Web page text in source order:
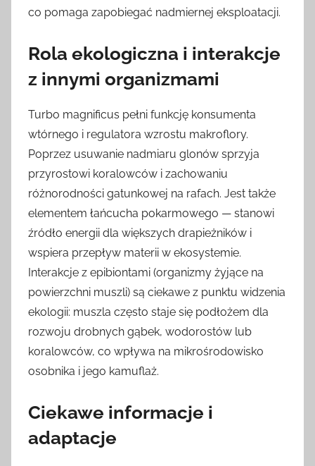
co pomaga zapobiegać nadmiernej eksploatacji.
Rola ekologiczna i interakcje
z innymi organizmami
Turbo magnificus pełni funkcję konsumenta
wtórnego i regulatora wzrostu makroflory.
Poprzez usuwanie nadmiaru glonów sprzyja
przyrostowi koralowców i zachowaniu
różnorodności gatunkowej na rafach. Jest także
elementem łańcucha pokarmowego — stanowi
źródło energii dla większych drapieżników i
wspiera przepływ materii w ekosystemie.
Interakcje z epibiontami (organizmy żyjące na
powierzchni muszli) są ciekawe z punktu widzenia
ekologii: muszla często staje się podłożem dla
rozwoju drobnych gąbek, wodorostów lub
koralowców, co wpływa na mikrośrodowisko
osobnika i jego kamuflaż.
Ciekawe informacje i
adaptacje